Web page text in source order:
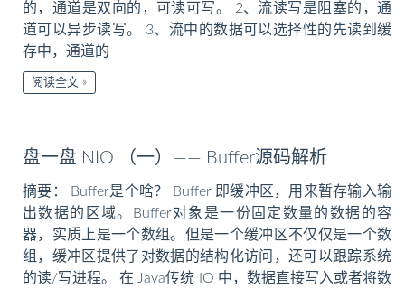
的，通道是双向的，可读可写。 2、流读写是阻塞的，通
道可以异步读写。 3、流中的数据可以选择性的先读到缓
存中，通道的
阅读全文
盘一盘 NIO （一）—— Buffer源码解析
摘要： Buffer是个啥？ Buffer 即缓冲区，用来暂存输入输
出数据的区域。Buffer对象是一份固定数量的数据的容
器，实质上是一个数组。但是一个缓冲区不仅仅是一个数
组，缓冲区提供了对数据的结构化访问，还可以跟踪系统
的读/写进程。 在 Java传统 IO 中，数据直接写入或者将数